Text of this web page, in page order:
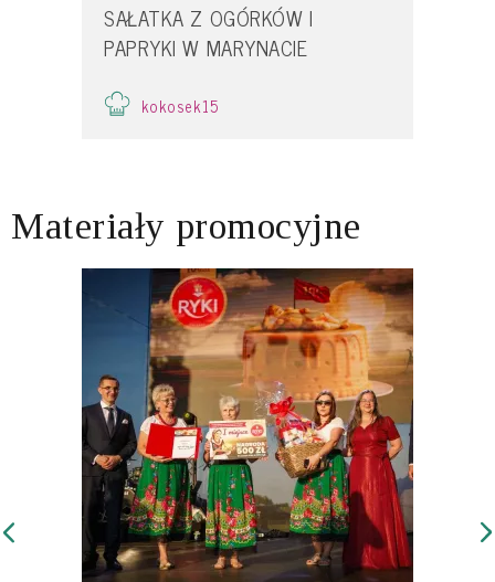
SAŁATKA Z OGÓRKÓW I
PAPRYKI W MARYNACIE
kokosek15
Materiały promocyjne